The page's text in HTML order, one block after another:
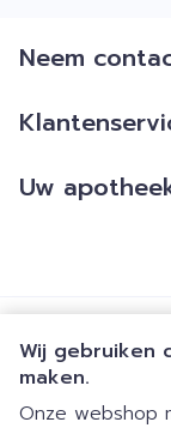
Wij gebruiken
maken.
Onze webshop
Neem
Uw